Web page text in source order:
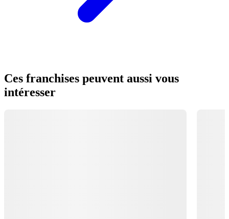
Ces franchises peuvent aussi vous
intéresser